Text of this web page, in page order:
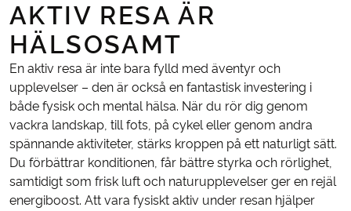
AKTIV RESA ÄR
HÄLSOSAMT
En aktiv resa är inte bara fylld med äventyr och
upplevelser – den är också en fantastisk investering i
både fysisk och mental hälsa. När du rör dig genom
vackra landskap, till fots, på cykel eller genom andra
spännande aktiviteter, stärks kroppen på ett naturligt sätt.
Du förbättrar konditionen, får bättre styrka och rörlighet,
samtidigt som frisk luft och naturupplevelser ger en rejäl
energiboost. Att vara fysiskt aktiv under resan hjälper